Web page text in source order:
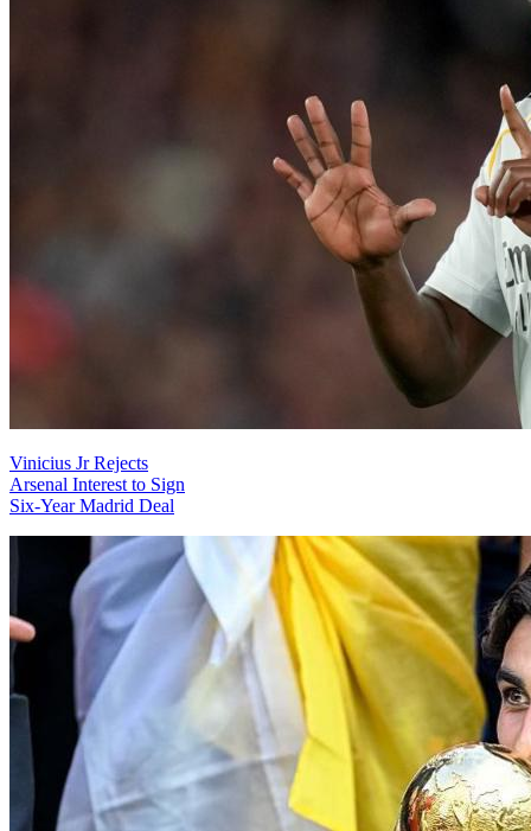
Vinicius Jr Rejects
Arsenal Interest to Sign
Six-Year Madrid Deal